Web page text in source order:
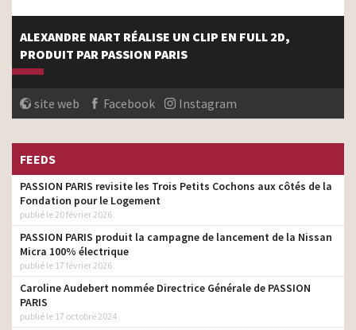
ALEXANDRE NART RÉALISE UN CLIP EN FULL 2D,
PRODUIT PAR PASSION PARIS
site web Facebook Instagram
FEEDS
PASSION PARIS revisite les Trois Petits Cochons aux côtés de la
Fondation pour le Logement
publié le 20 février 2026
PASSION PARIS produit la campagne de lancement de la Nissan
Micra 100% électrique
publié le 17 février 2026
Caroline Audebert nommée Directrice Générale de PASSION
PARIS
publié le 17 octobre 2024